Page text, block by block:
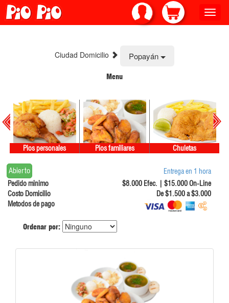
Toggle
Ciudad Domicilio Popayán
Menu
Pios personales Pios familiares Chuletas
Abierto
Pedido minimo
Costo Domicilio
Metodos de pago
Entrega en 1 hora
$8.000 Efec. | $15.000 On-Line
De $1.500 a $3.000
Ordenar por: